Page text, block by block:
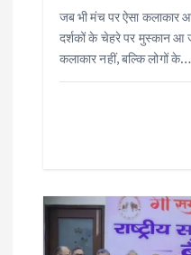
जब भी मंच पर ऐसा कलाकार
दर्शकों के चेहरे पर मुस्कान आ
कलाकार नहीं, बल्कि लोगों के…